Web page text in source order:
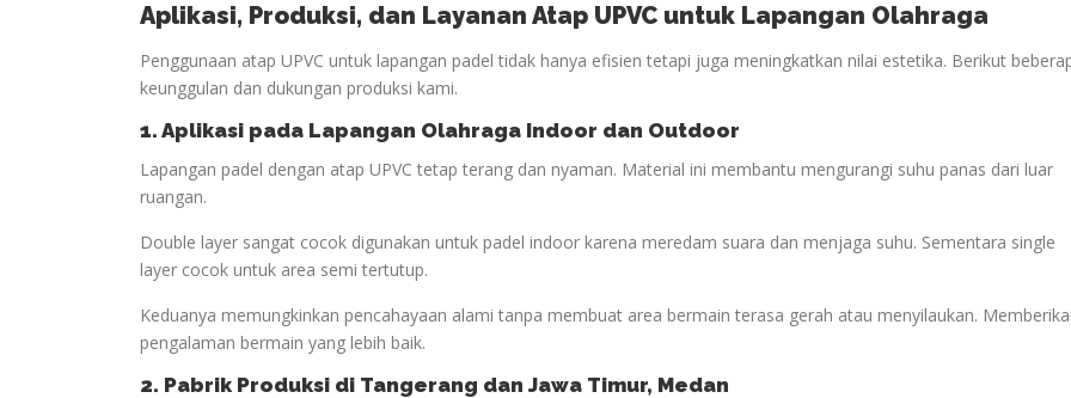
Aplikasi, Produksi, dan Layanan Atap UPVC untuk Lapangan Olahraga
Penggunaan atap UPVC untuk lapangan padel tidak hanya efisien tetapi juga meningkatkan nilai estetika. Berikut
keunggulan dan dukungan produksi kami.
1. Aplikasi pada Lapangan Olahraga Indoor dan Outdoor
Lapangan padel dengan atap UPVC tetap terang dan nyaman. Material ini membantu mengurangi suhu panas dari luar
ruangan.
Double layer sangat cocok digunakan untuk padel indoor karena meredam suara dan menjaga suhu. Sementara single
layer cocok untuk area semi tertutup.
Keduanya memungkinkan pencahayaan alami tanpa membuat area bermain terasa gerah atau menyilaukan.
pengalaman bermain yang lebih baik.
2. Pabrik Produksi di Tangerang dan Jawa Timur, Medan